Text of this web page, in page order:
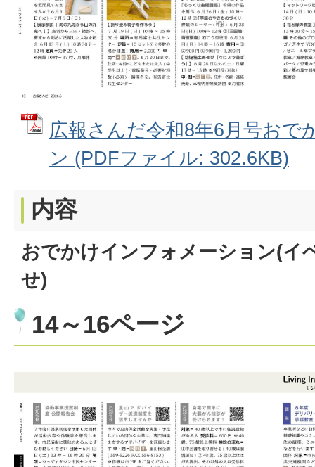
広報さんだ令和8年6月号おで
ン (PDFファイル: 302.6KB)
内容
おでかけインフォメーション(イ
せ)
14～16ページ